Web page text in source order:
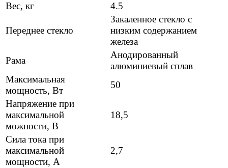
Вес, кг
4.5
Переднее стекло
Закаленное стекло с
низким содержанием
железа
Рама
Анодированный
алюминиевый сплав
Максимальная
мощность, Вт
50
Напряжение при
максимальной
можности, В
18,5
Сила тока при
максимальной
мощности, А
2,7